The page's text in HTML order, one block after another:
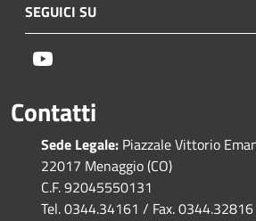
SEGUICI SU
Contatti
Sede Legale: Piazzale Vittorio
22017 Menaggio (CO)
C.F. 92045550131
Tel. 0344.34161 / Fax. 0344.32816